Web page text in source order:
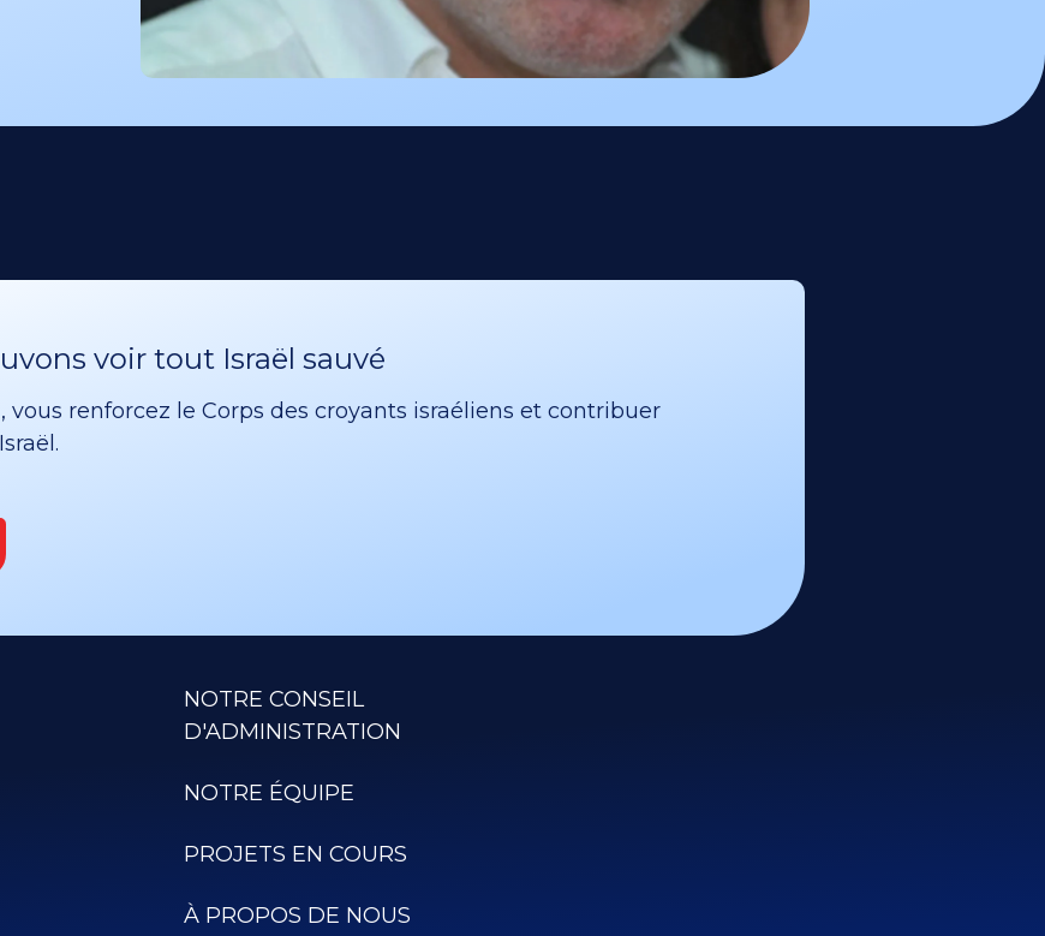
voir tout Israël sauvé
vous renforcez le Corps des croyants israéliens et contribuer
NOTRE CONSEIL
D'ADMINISTRATION
NOTRE ÉQUIPE
PROJETS EN COURS
À PROPOS DE NOUS